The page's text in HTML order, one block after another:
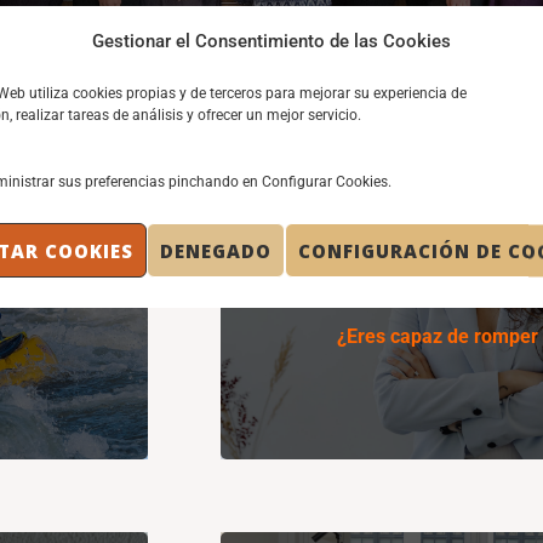
Gestionar el Consentimiento de las Cookies
utiliza cookies propias y de terceros para mejorar su experiencia de
realizar tareas de análisis y ofrecer un mejor servicio.
sus preferencias pinchando en Configurar Cookies.
COOKIES DENEGADO CONFIGURACIÓN DE
los
en el día a
¿Eres capaz de
Te invitamos a conocer las